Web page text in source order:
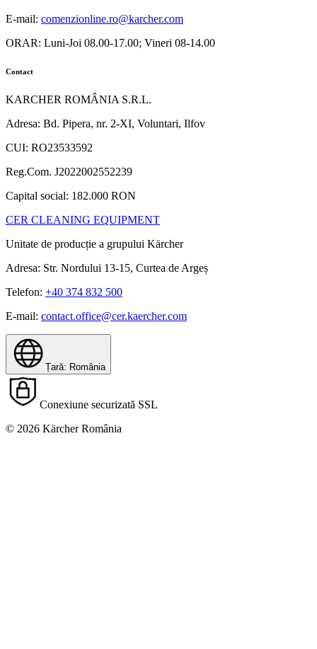
E-mail: comenzionline.ro@karcher.com
ORAR: Luni-Joi 08.00-17.00; Vineri 08-14.00
Contact
KARCHER ROMÂNIA S.R.L.
Adresa: Bd. Pipera, nr. 2-XI, Voluntari, Ilfov
CUI: RO23533592
Reg.Com. J2022002552239
Capital social: 182.000 RON
CER CLEANING EQUIPMENT
Unitate de producție a grupului Kärcher
Adresa: Str. Nordului 13-15, Curtea de Argeș
Telefon: +40 374 832 500
E-mail: contact.office@cer.kaercher.com
Țară: România
Conexiune securizată SSL
© 2026 Kärcher România